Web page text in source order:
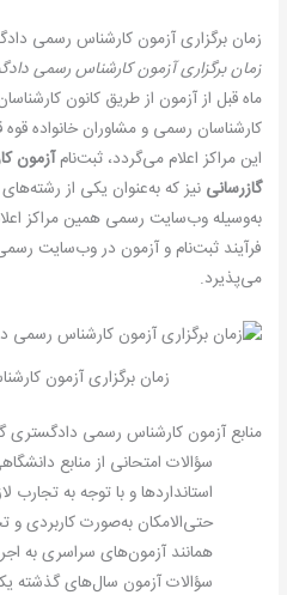
زمان برگزاری آزمون کارشناس رسمی
زمان برگزاری آزمون کارشناس رسمی
ماه قبل از آزمون از طریق کانون
کارشناسان رسمی و مشاوران خانواده
این مراکز اعلام می‌گردد، ثبت‌نامآزمون
گازرسانی نیز که به‌عنوان یکی از
به‌وسیله وب‌سایت رسمی همین مراکز
فرآیند ثبت‌نام و آزمون در وب‌سایت
می‌پذیرد.
زمان برگزاری آزمون
منابع آزمون کارشناس رسمی دادگستری
سؤالات امتحانی از منابع
استانداردها و با توجه به تجارب
حتی‌الامکان به‌صورت کاربردی
همانند آزمون‌های سراسری به
سؤالات آزمون سال‌های گذشته